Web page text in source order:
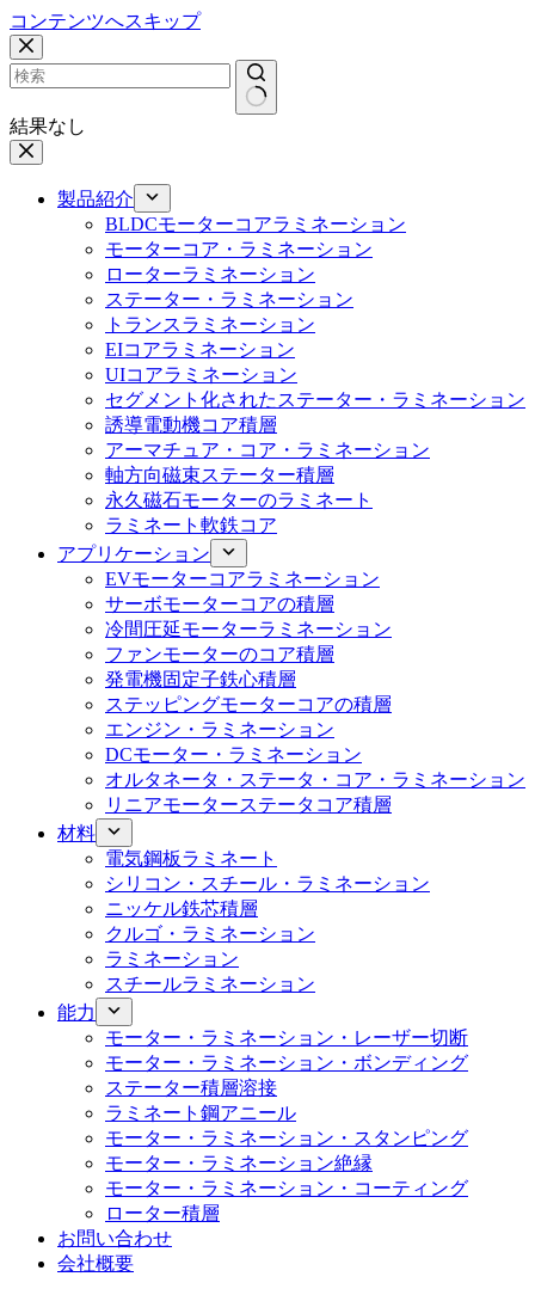
コンテンツへスキップ
結果なし
製品紹介
BLDCモーターコアラミネーション
モーターコア・ラミネーション
ローターラミネーション
ステーター・ラミネーション
トランスラミネーション
EIコアラミネーション
UIコアラミネーション
セグメント化されたステーター・ラミネーション
誘導電動機コア積層
アーマチュア・コア・ラミネーション
軸方向磁束ステーター積層
永久磁石モーターのラミネート
ラミネート軟鉄コア
アプリケーション
EVモーターコアラミネーション
サーボモーターコアの積層
冷間圧延モーターラミネーション
ファンモーターのコア積層
発電機固定子鉄心積層
ステッピングモーターコアの積層
エンジン・ラミネーション
DCモーター・ラミネーション
オルタネータ・ステータ・コア・ラミネーション
リニアモーターステータコア積層
材料
電気鋼板ラミネート
シリコン・スチール・ラミネーション
ニッケル鉄芯積層
クルゴ・ラミネーション
ラミネーション
スチールラミネーション
能力
モーター・ラミネーション・レーザー切断
モーター・ラミネーション・ボンディング
ステーター積層溶接
ラミネート鋼アニール
モーター・ラミネーション・スタンピング
モーター・ラミネーション絶縁
モーター・ラミネーション・コーティング
ローター積層
お問い合わせ
会社概要